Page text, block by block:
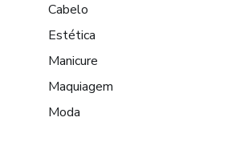
Cabelo
Estética
Manicure
Maquiagem
Moda